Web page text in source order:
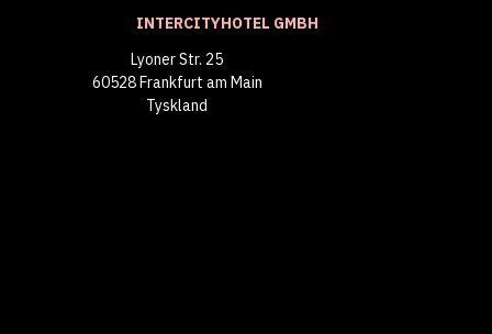
INTERCITYHOTEL GMBH
Lyoner Str. 25
60528 Frankfurt am Main
Tyskland